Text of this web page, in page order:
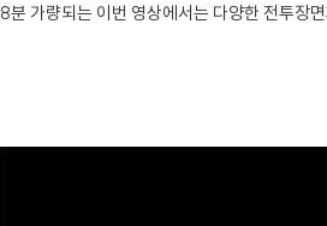
8분 가량되는 이번 영상에서는 다양한 전투장